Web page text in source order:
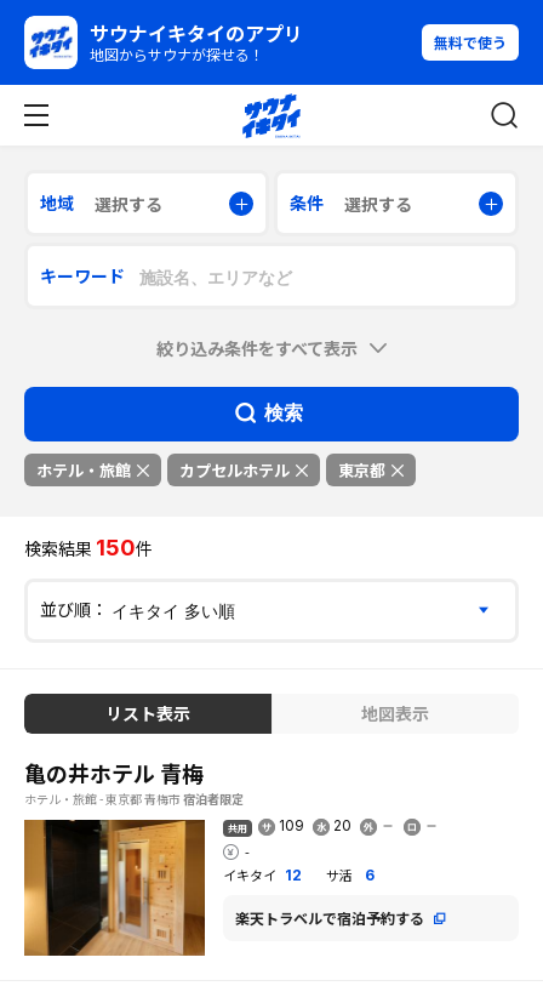
サウナイキタイのアプリ
地図からサウナが探せる！
無料で使う
地域 選択する 条件 選択する
キーワード
絞り込み条件をすべて表示
検索
ホテル・旅館 カプセルホテル 東京都
検索結果 150件
並び順：
リスト表示 地図表示
亀の井ホテル 青梅
ホテル・旅館 - 東京都 青梅市 宿泊者限定
共用 109 20
-
イキタイ 12 サ活 6
楽天トラベルで宿泊予約する